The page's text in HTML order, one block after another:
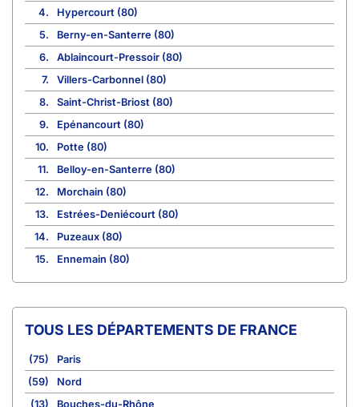
4.
Hypercourt (80)
5.
Berny-en-Santerre (80)
6.
Ablaincourt-Pressoir (80)
7.
Villers-Carbonnel (80)
8.
Saint-Christ-Briost (80)
9.
Epénancourt (80)
10.
Potte (80)
11.
Belloy-en-Santerre (80)
12.
Morchain (80)
13.
Estrées-Deniécourt (80)
14.
Puzeaux (80)
15.
Ennemain (80)
TOUS LES DÉPARTEMENTS DE FRANCE
(75)
Paris
(59)
Nord
(13)
Bouches-du-Rhône